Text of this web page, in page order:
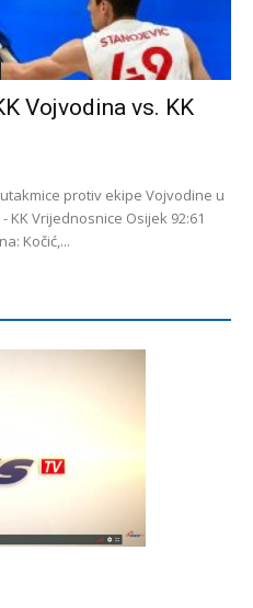
Vojvodina vs. KK
protiv ekipe Vojvodine u
KK Vrijednosnice Osijek 92:61
Kočić,...